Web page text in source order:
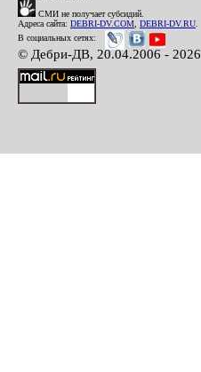
СМИ не получает субсидий.
Адреса сайта: DEBRI-DV.COM DEBRI-DV.RU
В социальных сетях:
© Дебри-ДВ, 20.04.2006 - 2026